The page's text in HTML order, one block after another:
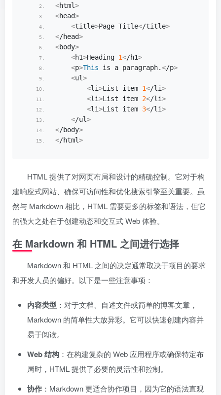
<html>
<head>
<title>Page Title</title>
</head>
<body>
<h1>Heading 1</h1>
<p>This is a paragraph.</p>
<ul>
<li>List item 1</li>
<li>List item 2</li>
<li>List item 3</li>
</ul>
</body>
</html>
HTML 提供了对网页布局和设计的精确控制。它对于构
建响应式网站、确保可访问性和优化搜索引擎至关重要。虽
然与 Markdown 相比，HTML 需要更多的标签和语法，但它
的强大之处在于创建动态和交互式 Web 体验。
在 Markdown 和 HTML 之间进行选择
Markdown 和 HTML 之间的决定通常取决于项目的要求
和开发人员的偏好。以下是一些注意事项：
内容类型 ：对于文档、自述文件或简单的博客文章，
Markdown 的简单性大放异彩。它可以快速创建内容并
易于阅读。
Web 结构 ：在构建复杂的 Web 应用程序或确保特定布
局时，HTML 提供了必要的灵活性和控制。
协作 ：Markdown 更适合协作项目，因为它的语法直观